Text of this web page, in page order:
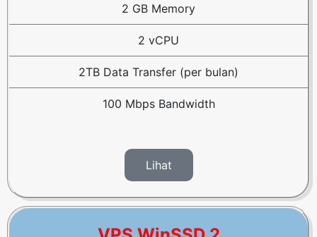
2 GB Memory
2 vCPU
2TB Data Transfer (per bulan)
100 Mbps Bandwidth
Lihat